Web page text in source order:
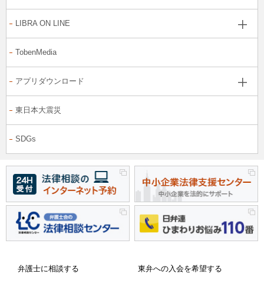
LIBRA ON LINE
TobenMedia
アプリダウンロード
東日本大震災
SDGs
弁護士に相談する 東弁への入会を希望する